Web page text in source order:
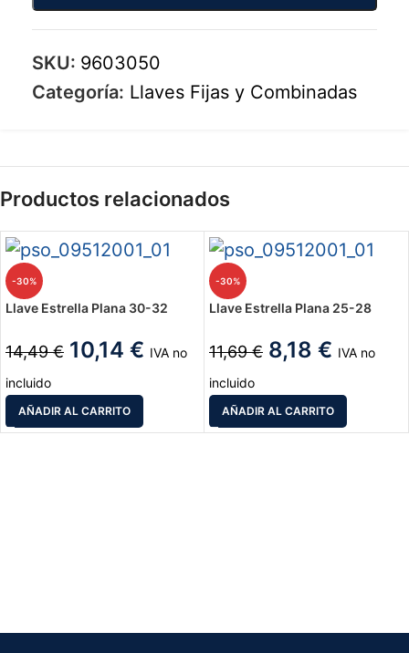
SKU: 9603050
Categoría: Llaves Fijas y Combinadas
Productos relacionados
-30%
Llave Estrella Plana 30-32
14,49€ 10,14 € IVA no
incluido
AÑADIR AL CARRITO
-30%
Llave Estrella Plana 25-28
11,69€ 8,18 € IVA no
incluido
AÑADIR AL CARRITO